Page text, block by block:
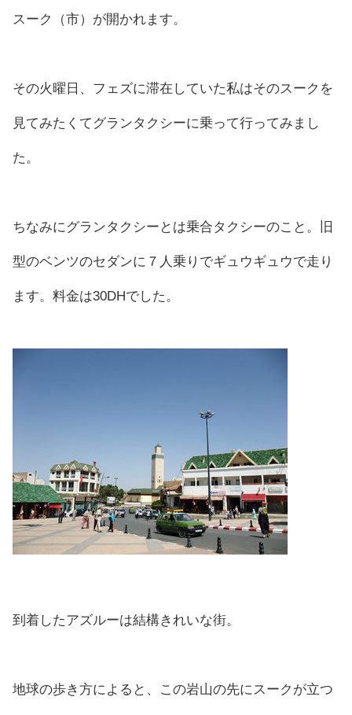
スーク（市）が開かれます。
その火曜日、フェズに滞在していた私はそのスークを
見てみたくてグランタクシーに乗って行ってみまし
た。
ちなみにグランタクシーとは乗合タクシーのこと。旧
型のベンツのセダンに７人乗りでギュウギュウで走り
ます。料金は30DHでした。
到着したアズルーは結構きれいな街。
地球の歩き方によると、この岩山の先にスークが立つ